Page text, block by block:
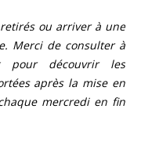
ou arriver à une
Merci de consulter à
découvrir les
après la mise en
mercredi en fin